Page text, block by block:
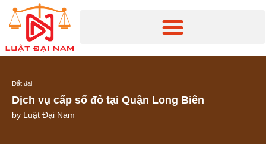
Đất đai
Dịch vụ cấp sổ đỏ tại Quận Long Biên
by Luật Đại Nam